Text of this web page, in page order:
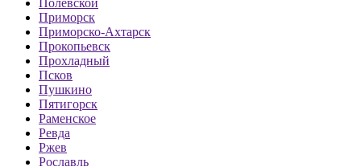
Полевской
Приморск
Приморско-Ахтарск
Прокопьевск
Прохладный
Псков
Пушкино
Пятигорск
Раменское
Ревда
Ржев
Рославль